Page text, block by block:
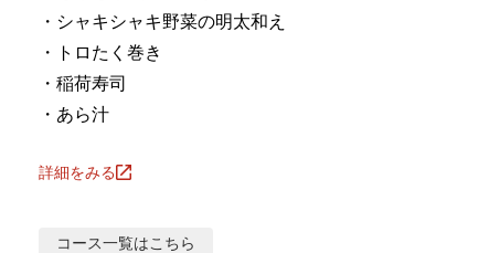
・シャキシャキ野菜の明太和え
・トロたく巻き
・稲荷寿司
・あら汁
詳細をみる
コース一覧はこちら